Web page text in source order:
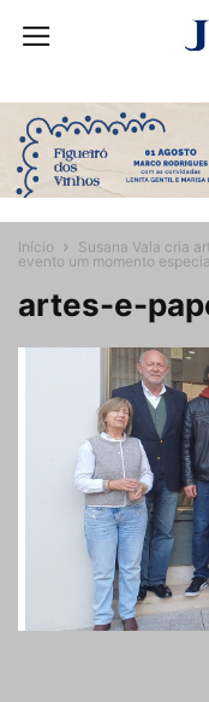
Início
Susana Vala cria
evento um momento
artes-e-